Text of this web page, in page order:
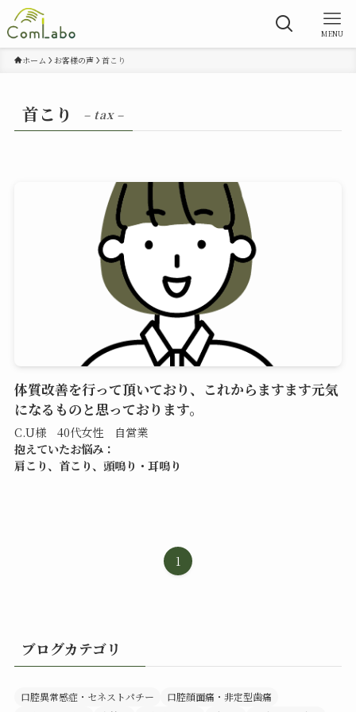
MENU
ホーム お客様の声 首こり
首こり – tax –
体質改善を行って頂いており、これからますます元気
になるものと思っております。
C.U様 40代女性 自営業
抱えていたお悩み：
肩こり、首こり、頭鳴り・耳鳴り
1
ブログカテゴリ
口腔異常感症・セネストパチー
口腔顔面痛・非定型歯痛